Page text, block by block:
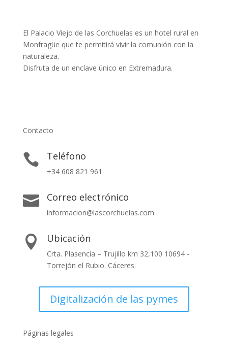
El Palacio Viejo de las Corchuelas es un hotel rural en
Monfragüe que te permitirá vivir la comunión con la
naturaleza.
Disfruta de un enclave único en Extremadura.
Contacto
 Teléfono
+34 608 821 961
 Correo electrónico
informacion@lascorchuelas.com
 Ubicación
Crta. Plasencia – Trujillo km 32,100 10694 -
Torrejón el Rubio. Cáceres.
Digitalización de las pymes
Páginas legales